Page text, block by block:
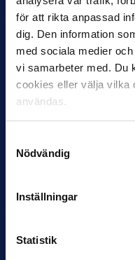
för att rikta anpassad
dig. Den information
med sociala medier
vi samarbeter med. Du
cookies eller välja vilka
användas.
Nödvändig
Inställningar
Statistik
Helstrup ny